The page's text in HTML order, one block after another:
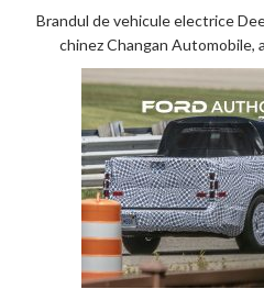
Brandul de vehicule electrice
chinez Changan Automobile,